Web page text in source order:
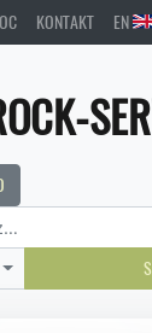
KONTAKT EN